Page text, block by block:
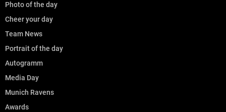
Photo of the day
Cheer your day
Team News
Portrait of the day
Autogramm
Media Day
Munich Ravens
Awards